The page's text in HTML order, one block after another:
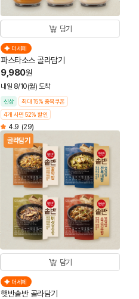
담기
더세페
파스타소스 골라담기
9,980원
내일 8/10(월) 도착
신상
최대 15% 중복쿠폰
4개 사면 52% 할인
4.9 (29)
골라담기
담기
더세페
햇반솥반 골라담기